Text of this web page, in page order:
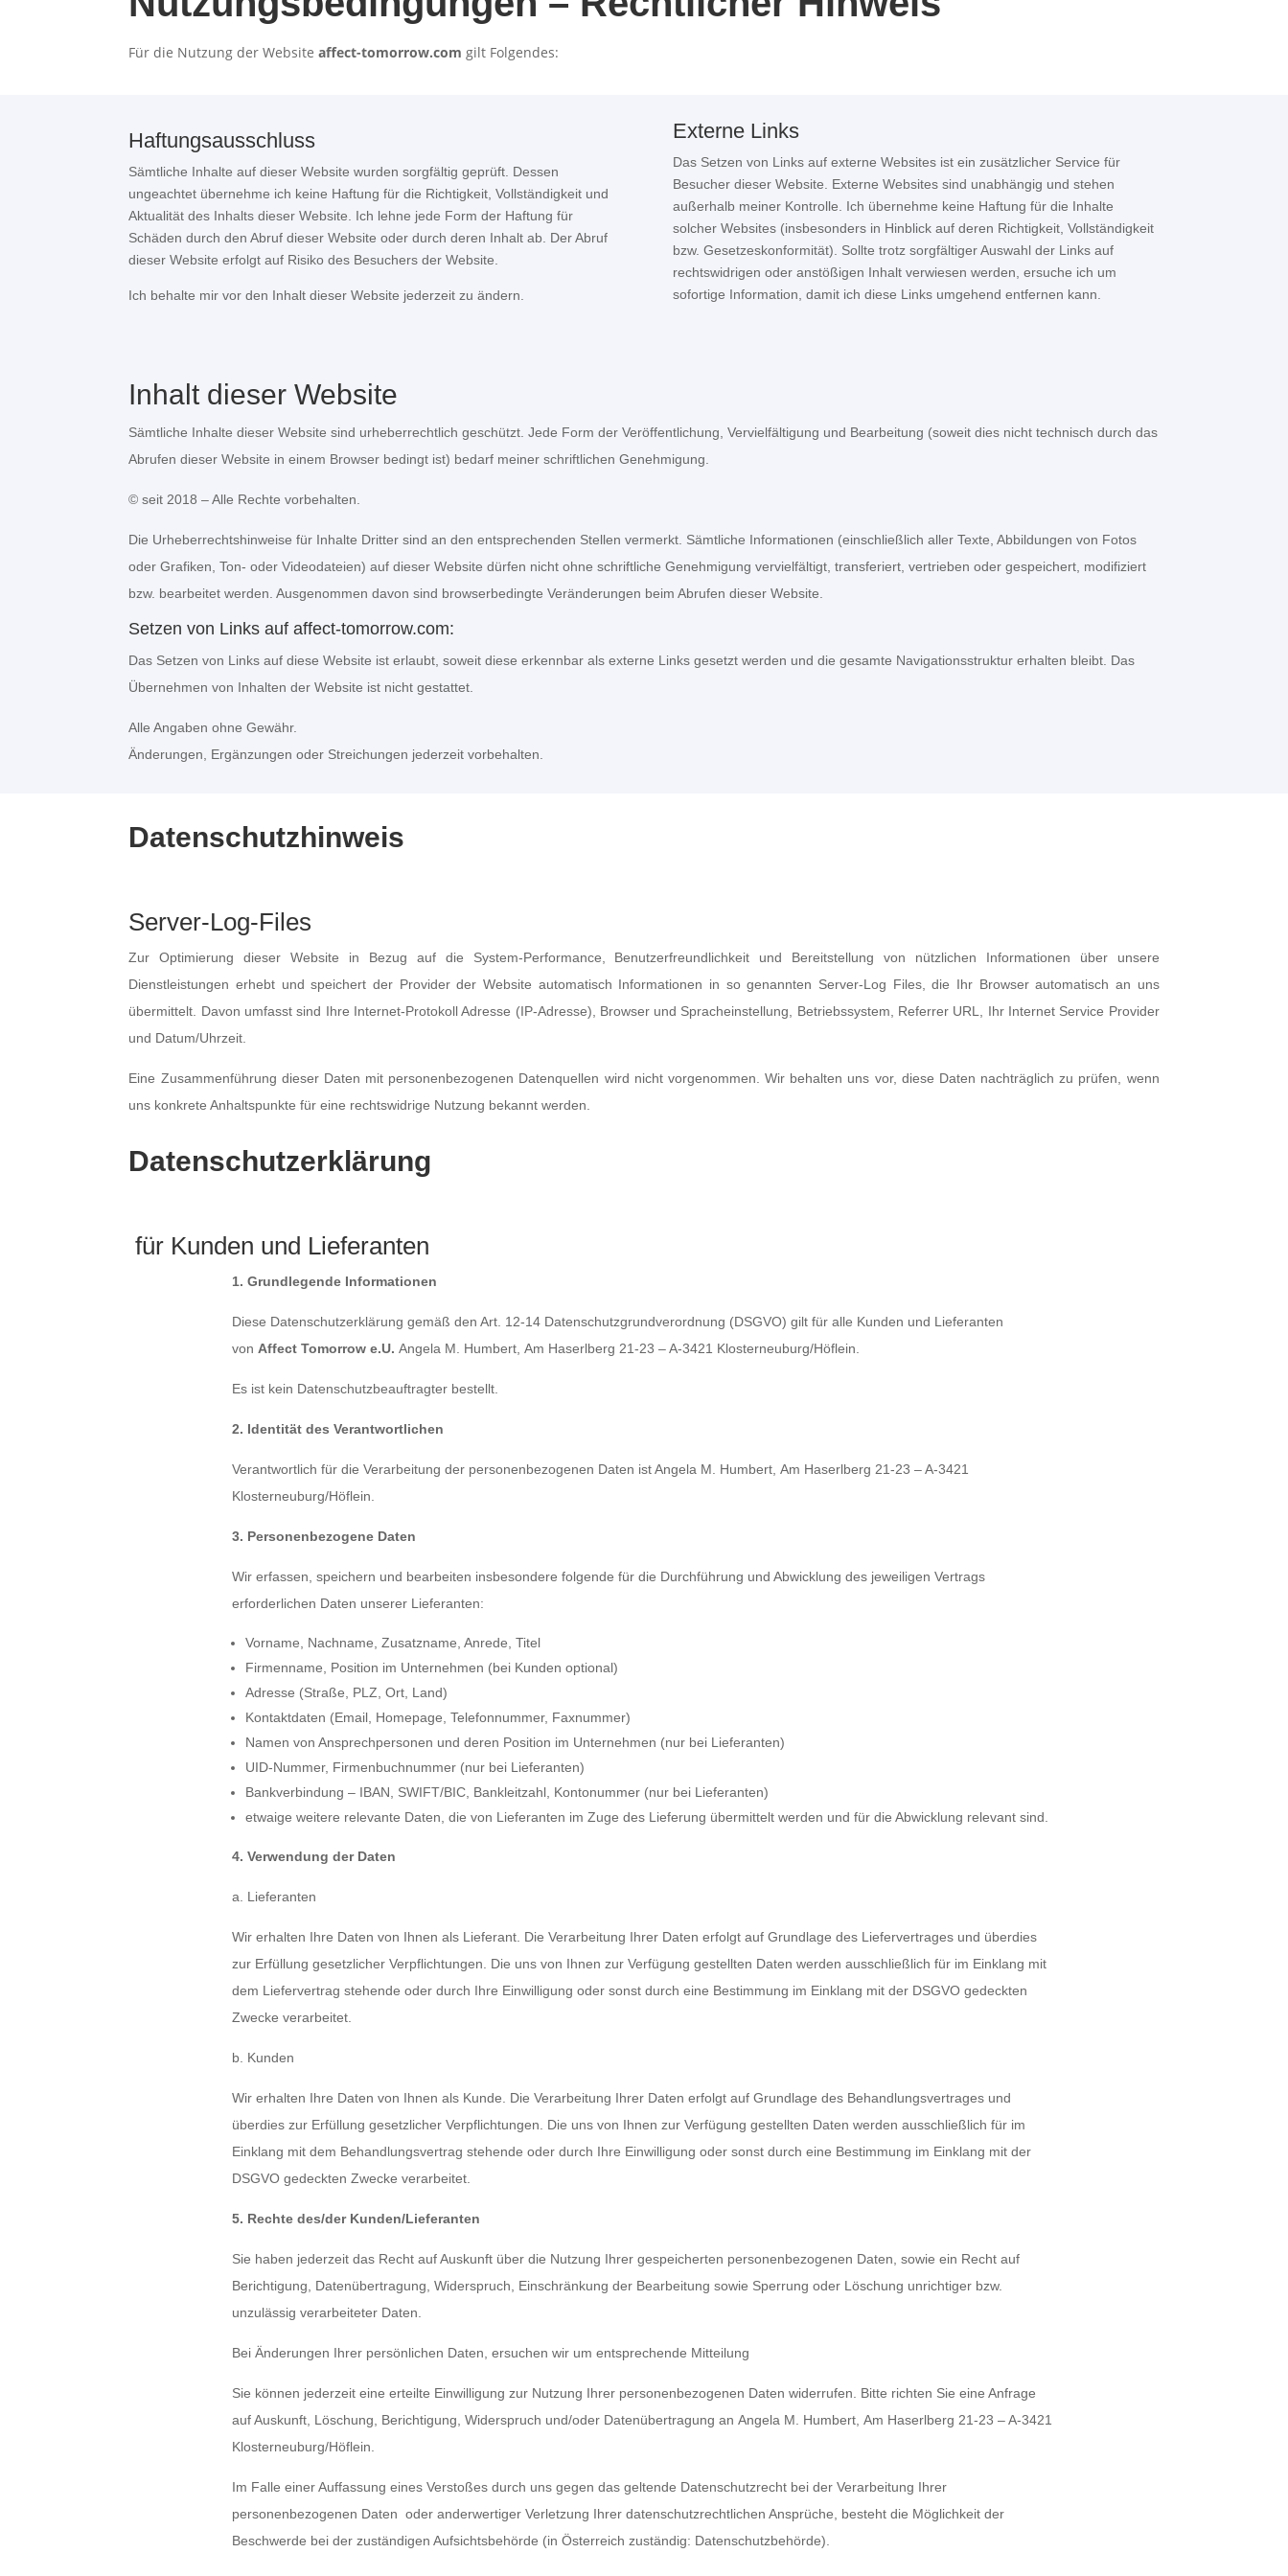
Für die Nutzung der Websiteaffect-tomorrow.com gilt Folgendes:
Haftungsausschluss
Sämtliche Inhalte auf dieser Website wurden sorgfältig geprüft. Dessen
ungeachtet übernehme ich keine Haftung für die Richtigkeit, Vollständigkeit und
Aktualität des Inhalts dieser Website. Ich lehne jede Form der Haftung für
Schäden durch den Abruf dieser Website oder durch deren Inhalt ab. Der Abruf
dieser Website erfolgt auf Risiko des Besuchers der Website.
Ich behalte mir vor den Inhalt dieser Website jederzeit zu ändern.
Externe Links
Das Setzen von Links auf externe Websites ist ein zusätzlicher Service für
Besucher dieser Website. Externe Websites sind unabhängig und stehen
außerhalb meiner Kontrolle. Ich übernehme keine Haftung für die Inhalte
solcher Websites (insbesonders in Hinblick auf deren Richtigkeit, Vollständigkeit
bzw. Gesetzeskonformität). Sollte trotz sorgfältiger Auswahl der Links auf
rechtswidrigen oder anstößigen Inhalt verwiesen werden, ersuche ich um
sofortige Information, damit ich diese Links umgehend entfernen kann.
Inhalt dieser Website
Sämtliche Inhalte dieser Website sind urheberrechtlich geschützt. Jede Form der Veröffentlichung, Vervielfältigung und Bearbeitung (soweit dies nicht technisch durch das
Abrufen dieser Website in einem Browser bedingt ist) bedarf meiner schriftlichen Genehmigung.
© seit 2018 – Alle Rechte vorbehalten.
Die Urheberrechtshinweise für Inhalte Dritter sind an den entsprechenden Stellen vermerkt. Sämtliche Informationen (einschließlich aller Texte, Abbildungen von Fotos
oder Grafiken, Ton- oder Videodateien) auf dieser Website dürfen nicht ohne schriftliche Genehmigung vervielfältigt, transferiert, vertrieben oder gespeichert, modifiziert
bzw. bearbeitet werden. Ausgenommen davon sind browserbedingte Veränderungen beim Abrufen dieser Website.
Setzen von Links auf affect-tomorrow.com:
Das Setzen von Links auf diese Website ist erlaubt, soweit diese erkennbar als externe Links gesetzt werden und die gesamte Navigationsstruktur erhalten bleibt. Das
Übernehmen von Inhalten der Website ist nicht gestattet.
Alle Angaben ohne Gewähr.
Änderungen, Ergänzungen oder Streichungen jederzeit vorbehalten.
Datenschutzhinweis
Server-Log-Files
Zur Optimierung dieser Website in Bezug auf die System-Performance, Benutzerfreundlichkeit und Bereitstellung von nützlichen Informationen über unsere
Dienstleistungen erhebt und speichert der Provider der Website automatisch Informationen in so genannten Server-Log Files, die Ihr Browser automatisch an uns
übermittelt. Davon umfasst sind Ihre Internet-Protokoll Adresse (IP-Adresse), Browser und Spracheinstellung, Betriebssystem, Referrer URL, Ihr Internet Service Provider
und Datum/Uhrzeit.
Eine Zusammenführung dieser Daten mit personenbezogenen Datenquellen wird nicht vorgenommen. Wir behalten uns vor, diese Daten nachträglich zu prüfen, wenn
uns konkrete Anhaltspunkte für eine rechtswidrige Nutzung bekannt werden.
Datenschutzerklärung
für Kunden und Lieferanten
1. Grundlegende Informationen
Diese Datenschutzerklärung gemäß den Art. 12-14 Datenschutzgrundverordnung (DSGVO) gilt für alle Kunden und Lieferanten
von Affect Tomorrow e.U. Angela M. Humbert, Am Haserlberg 21-23 – A-3421 Klosterneuburg/Höflein.
Es ist kein Datenschutzbeauftragter bestellt.
2. Identität des Verantwortlichen
Verantwortlich für die Verarbeitung der personenbezogenen Daten ist Angela M. Humbert, Am Haserlberg 21-23 – A-3421
Klosterneuburg/Höflein.
3. Personenbezogene Daten
Wir erfassen, speichern und bearbeiten insbesondere folgende für die Durchführung und Abwicklung des jeweiligen Vertrags
erforderlichen Daten unserer Lieferanten:
Vorname, Nachname, Zusatzname, Anrede, Titel
Firmenname, Position im Unternehmen (bei Kunden optional)
Adresse (Straße, PLZ, Ort, Land)
Kontaktdaten (Email, Homepage, Telefonnummer, Faxnummer)
Namen von Ansprechpersonen und deren Position im Unternehmen (nur bei Lieferanten)
UID-Nummer, Firmenbuchnummer (nur bei Lieferanten)
Bankverbindung – IBAN, SWIFT/BIC, Bankleitzahl, Kontonummer (nur bei Lieferanten)
etwaige weitere relevante Daten, die von Lieferanten im Zuge des Lieferung übermittelt werden und für die Abwicklung relevant sind.
4. Verwendung der Daten
a. Lieferanten
Wir erhalten Ihre Daten von Ihnen als Lieferant. Die Verarbeitung Ihrer Daten erfolgt auf Grundlage des Liefervertrages und überdies
zur Erfüllung gesetzlicher Verpflichtungen. Die uns von Ihnen zur Verfügung gestellten Daten werden ausschließlich für im Einklang mit
dem Liefervertrag stehende oder durch Ihre Einwilligung oder sonst durch eine Bestimmung im Einklang mit der DSGVO gedeckten
Zwecke verarbeitet.
b. Kunden
Wir erhalten Ihre Daten von Ihnen als Kunde. Die Verarbeitung Ihrer Daten erfolgt auf Grundlage des Behandlungsvertrages und
überdies zur Erfüllung gesetzlicher Verpflichtungen. Die uns von Ihnen zur Verfügung gestellten Daten werden ausschließlich für im
Einklang mit dem Behandlungsvertrag stehende oder durch Ihre Einwilligung oder sonst durch eine Bestimmung im Einklang mit der
DSGVO gedeckten Zwecke verarbeitet.
5. Rechte des/der Kunden/Lieferanten
Sie haben jederzeit das Recht auf Auskunft über die Nutzung Ihrer gespeicherten personenbezogenen Daten, sowie ein Recht auf
Berichtigung, Datenübertragung, Widerspruch, Einschränkung der Bearbeitung sowie Sperrung oder Löschung unrichtiger bzw.
unzulässig verarbeiteter Daten.
Bei Änderungen Ihrer persönlichen Daten, ersuchen wir um entsprechende Mitteilung
Sie können jederzeit eine erteilte Einwilligung zur Nutzung Ihrer personenbezogenen Daten widerrufen. Bitte richten Sie eine Anfrage
auf Auskunft, Löschung, Berichtigung, Widerspruch und/oder Datenübertragung an Angela M. Humbert, Am Haserlberg 21-23 – A-3421
Klosterneuburg/Höflein
Im Falle einer Auffassung eines Verstoßes durch uns gegen das geltende Datenschutzrecht bei der Verarbeitung Ihrer
personenbezogenen Daten oder anderwertiger Verletzung Ihrer datenschutzrechtlichen Ansprüche, besteht die Möglichkeit der
Beschwerde bei der zuständigen Aufsichtsbehörde (in Österreich zuständig: Datenschutzbehörde).